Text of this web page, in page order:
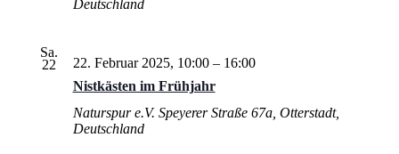
Deutschland
Sa.
22
Nistkästen im Frühjahr
22. Februar 2025, 10:00– 16:00
Naturspur e.V. Speyerer Straße 67a, Otterstadt,
Deutschland